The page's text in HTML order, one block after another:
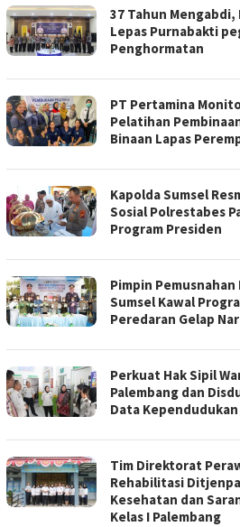
37 Tahun Mengabdi,
Lepas Purnabakti
Penghormatan
PT Pertamina
Pelatihan
Binaan Lapas
Kapolda Sumsel
Sosial Polrestabes
Program Presiden
Pimpin
Sumsel Kawal
Peredaran Gelap
Perkuat Hak Sipil
Palembang dan
Data Kependudukan
Tim Direktorat
Rehabilitasi
Kesehatan dan
Kelas I Palembang